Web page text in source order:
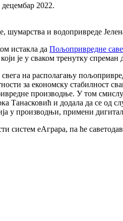
децембар 2022.
и водопривреде
истакла да Пољопривреднe
је у сваком тренутку
на располагању
за економску
производње. У том смислу,
Танасковић и додала да се
у производњи, примени
систем еАграра, па ће